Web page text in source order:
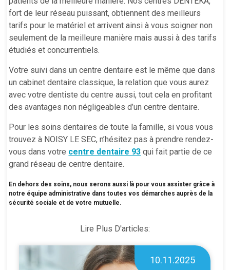
fort de leur réseau puissant, obtiennent des meilleurs
tarifs pour le matériel et arrivent ainsi à vous soigner non
seulement de la meilleure manière mais aussi à des tarifs
étudiés et concurrentiels.
Votre suivi dans un centre dentaire est le même que dans
un cabinet dentaire classique, la relation que vous aurez
avec votre dentiste du centre aussi, tout cela en profitant
des avantages non négligeables d’un centre dentaire.
Pour les soins dentaires de toute la famille, si vous vous
trouvez à NOISY LE SEC, n’hésitez pas à prendre rendez-
vous dans votre centre dentaire 93 qui fait partie de ce
grand réseau de centre dentaire.
En dehors des soins, nous serons aussi là pour vous assister grâce à
notre équipe administrative dans toutes vos démarches auprès de la
sécurité sociale et de votre mutuelle.
Lire Plus D'articles:
10.11.2025